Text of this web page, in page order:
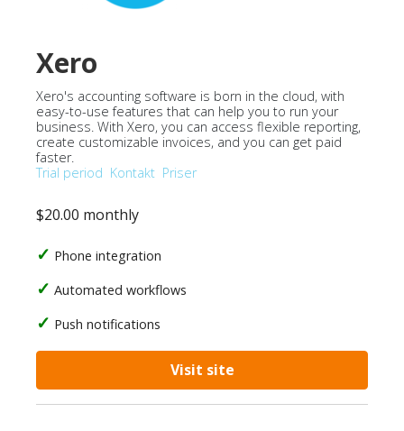
Xero
Xero's accounting software is born in the cloud, with
easy-to-use features that can help you to run your
business. With Xero, you can access flexible reporting,
create customizable invoices, and you can get paid
faster.
Trial period Kontakt Priser
$20.00 monthly
Phone integration
Automated workflows
Push notifications
Visit site